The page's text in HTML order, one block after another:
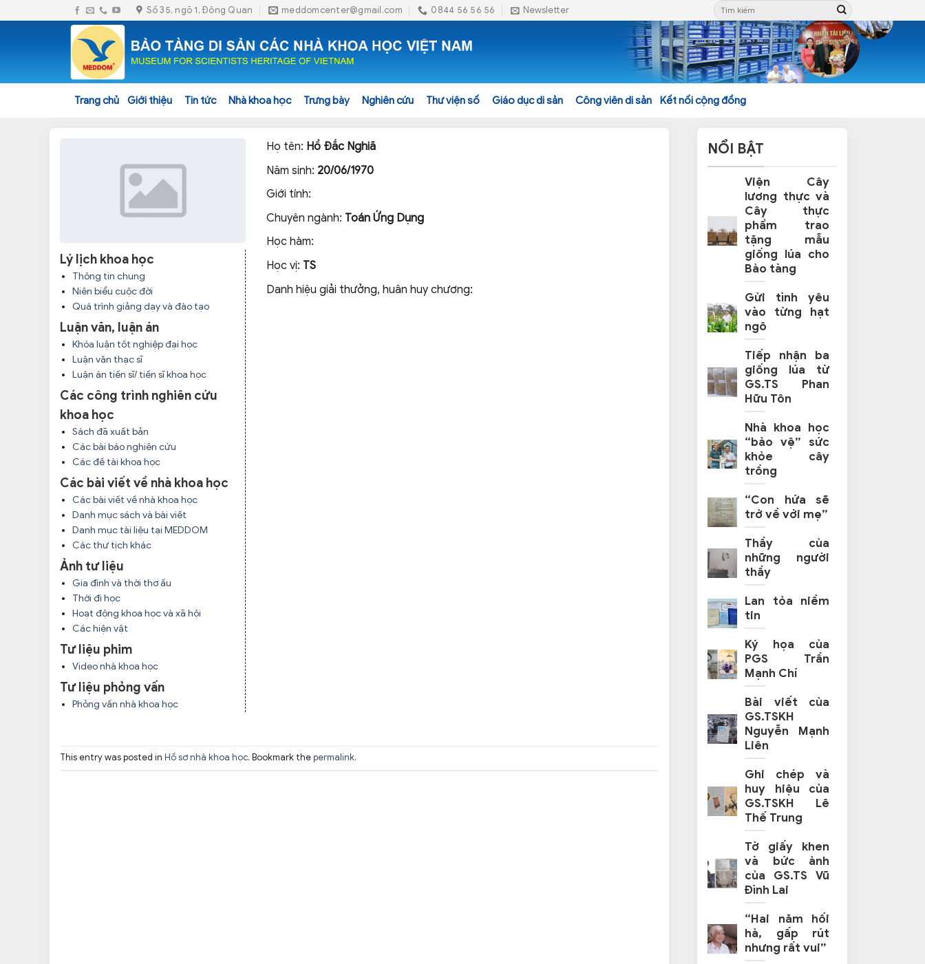
to
Số 35, ngõ 1, Đông Quan meddomcenter@gmail.com 0844 56 56 56 Newsletter
Trang chủ Giới thiệu Tin tức Nhà khoa học Trưng bày Nghiên cứu Thư viện số Giáo dục di sản Công viên di sản Kết nối cộng đồng
Lý lịch khoa học
Thông tin chung
Niên biểu cuộc đời
Quá trình giảng dạy và đào tạo
Luận văn, luận án
Khóa luận tốt nghiệp đại học
Luận văn thạc sĩ
Luận án tiến sĩ/ tiến sĩ khoa học
Các công trình nghiên cứu
khoa học
Sách đã xuất bản
Các bài báo nghiên cứu
Các đề tài khoa học
Các bài viết về nhà khoa học
Các bài viết về nhà khoa học
Danh mục sách và bài viết
Danh mục tài liệu tại MEDDOM
Các thư tịch khác
Ảnh tư liệu
Gia đình và thời thơ ấu
Thời đi học
Hoạt động khoa học và xã hội
Các hiện vật
Tư liệu phim
Video nhà khoa học
Tư liệu phỏng vấn
Phỏng vấn nhà khoa học
Họ tên: Hồ Đắc Nghiã
Năm sinh: 20/06/1970
Giới tính:
Chuyên ngành: Toán Ứng Dụng
Học hàm:
Học vị: TS
Danh hiệu giải thưởng, huân huy chương:
This entry was posted in Hồ sơ nhà khoa học. Bookmark thepermalink.
NỔI BẬT
Viện Cây
lương thực và
Cây thực
phẩm trao
tặng mẫu
giống lúa cho
Bảo tàng
Gửi tình yêu
vào từng hạt
ngô
Tiếp nhận ba
giống lúa từ
GS.TS Phan
Hữu Tôn
Nhà khoa học
“bảo vệ” sức
khỏe cây
trồng
“Con hứa sẽ
trở về với mẹ”
Thầy của
những người
thầy
Lan tỏa niềm
tin
Ký họa của
PGS Trần
Mạnh Chí
Bài viết của
GS.TSKH
Nguyễn Mạnh
Liên
Ghi chép và
huy hiệu của
GS.TSKH Lê
Thế Trung
Tờ giấy khen
và bức ảnh
của GS.TS Vũ
Đình Lai
“Hai năm hối
hả, gấp rút
nhưng rất vui”